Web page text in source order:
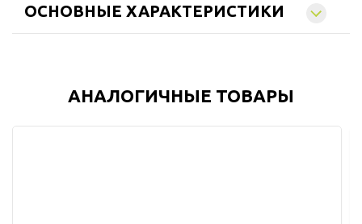
ОСНОВНЫЕ ХАРАКТЕРИСТИКИ
АНАЛОГИЧНЫЕ ТОВАРЫ